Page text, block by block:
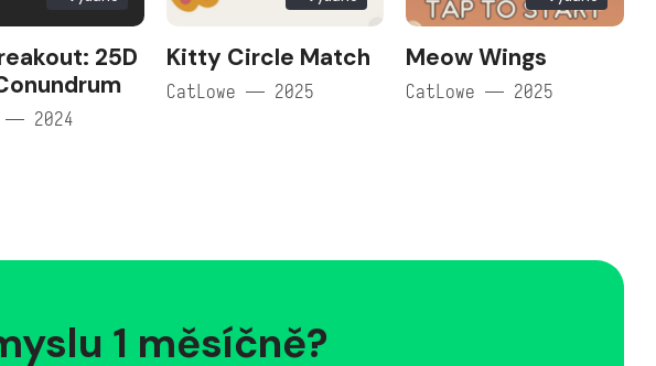
25D
— 2024
Kitty Circle Match
CatLowe — 2025
Meow Wings
CatLowe — 2025
1 měsíčně?